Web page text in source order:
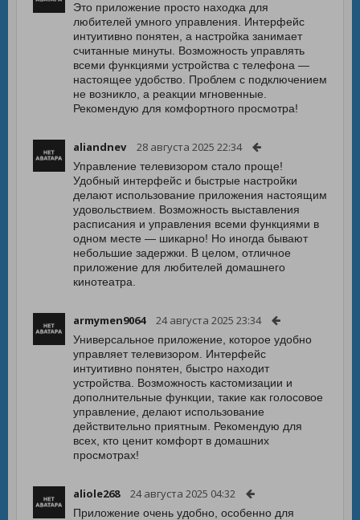
Это приложение просто находка для
любителей умного управления. Интерфейс
интуитивно понятен, а настройка занимает
считанные минуты. Возможность управлять
всеми функциями устройства с телефона —
настоящее удобство. Проблем с подключением
не возникло, а реакции мгновенные.
Рекомендую для комфортного просмотра!
aliandnev 28 августа 2025 22:34
Управление телевизором стало проще!
Удобный интерфейс и быстрые настройки
делают использование приложения настоящим
удовольствием. Возможность выставления
расписания и управления всеми функциями в
одном месте — шикарно! Но иногда бывают
небольшие задержки. В целом, отличное
приложение для любителей домашнего
кинотеатра.
armymen9064 24 августа 2025 23:34
Универсальное приложение, которое удобно
управляет телевизором. Интерфейс
интуитивно понятен, быстро находит
устройства. Возможность кастомизации и
дополнительные функции, такие как голосовое
управление, делают использование
действительно приятным. Рекомендую для
всех, кто ценит комфорт в домашних
просмотрах!
aliole268 24 августа 2025 04:32
Приложение очень удобно, особенно для